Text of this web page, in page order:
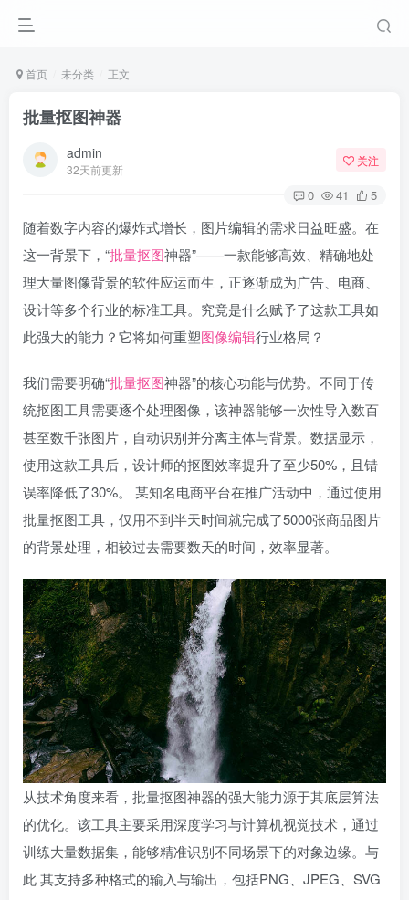
首页 未分类 正文
批量抠图神器
admin
32天前更新
关注
0 41 5
随着数字内容的爆炸式增长，图片编辑的需求日益旺盛。在
这一背景下，“批量抠图神器”——一款能够高效、精确地处
理大量图像背景的软件应运而生，正逐渐成为广告、电商、
设计等多个行业的标准工具。究竟是什么赋予了这款工具如
此强大的能力？它将如何重塑图像编辑行业格局？
我们需要明确“批量抠图神器”的核心功能与优势。不同于传
统抠图工具需要逐个处理图像，该神器能够一次性导入数百
甚至数千张图片，自动识别并分离主体与背景。数据显示，
使用这款工具后，设计师的抠图效率提升了至少50%，且错
误率降低了30%。 某知名电商平台在推广活动中，通过使用
批量抠图工具，仅用不到半天时间就完成了5000张商品图片
的背景处理，相较过去需要数天的时间，效率显著。
从技术角度来看，批量抠图神器的强大能力源于其底层算法
的优化。该工具主要采用深度学习与计算机视觉技术，通过
训练大量数据集，能够精准识别不同场景下的对象边缘。与
此 其支持多种格式的输入与输出，包括PNG、JPEG、SVG